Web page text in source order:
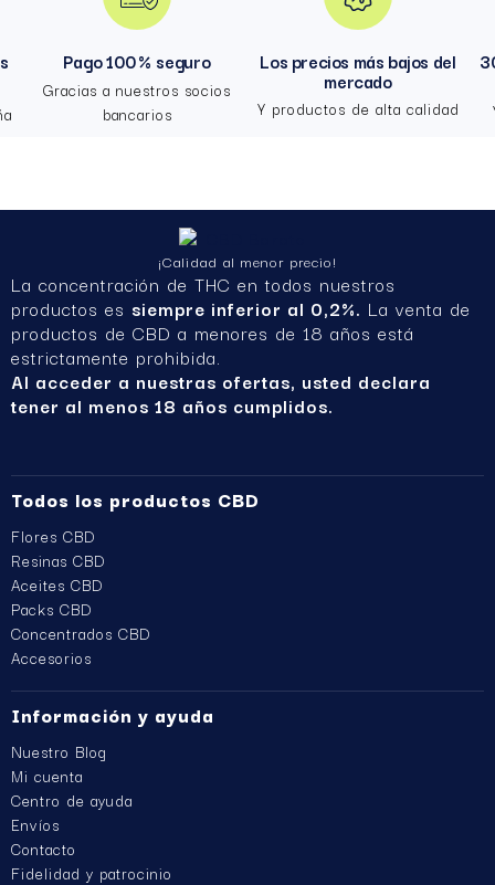
Pago 100 % seguro
Gracias a nuestros socios
bancarios
Los precios más bajos del
mercado
Y productos de alta calidad
¡Calidad al menor precio!
La concentración de THC en todos nuestros
productos es siempre inferior al 0,2%. La venta de
productos de CBD a menores de 18 años está
estrictamente prohibida.
Al acceder a nuestras ofertas, usted declara
tener al menos 18 años cumplidos.
Todos los productos CBD
Flores CBD
Resinas CBD
Aceites CBD
Packs CBD
Concentrados CBD
Accesorios
Información y ayuda
Nuestro Blog
Mi cuenta
Centro de ayuda
Envíos
Contacto
Fidelidad y patrocinio